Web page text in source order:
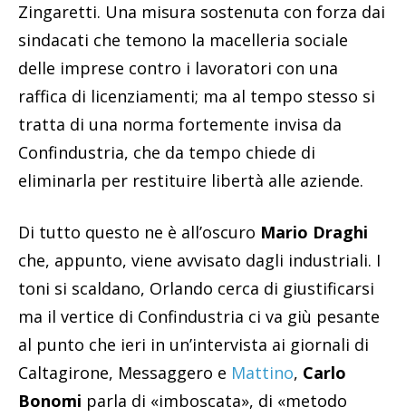
Zingaretti. Una misura sostenuta con forza dai
sindacati che temono la macelleria sociale
delle imprese contro i lavoratori con una
raffica di licenziamenti; ma al tempo stesso si
tratta di una norma fortemente invisa da
Confindustria, che da tempo chiede di
eliminarla per restituire libertà alle aziende.
Di tutto questo ne è all’oscuro Mario Draghi
che, appunto, viene avvisato dagli industriali. I
toni si scaldano, Orlando cerca di giustificarsi
ma il vertice di Confindustria ci va giù pesante
al punto che ieri in un’intervista ai giornali di
Caltagirone, Messaggero e Mattino, Carlo
Bonomi parla di «imboscata», di «metodo